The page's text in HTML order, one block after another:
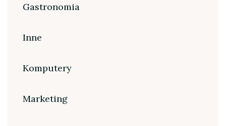
Gastronomia
Inne
Komputery
Marketing